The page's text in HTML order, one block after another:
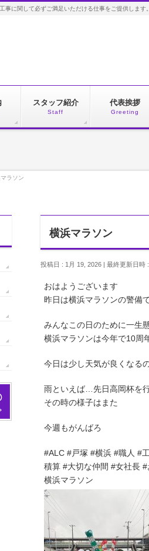
に関して必ずご満足いただける仕事をご提供します。
スタッフ紹介
Staff
代表挨拶
Greeting
ラソン
横浜マラソン
投稿日 : 1月 19, 2026 最終更新日時
おはようございます
昨日は横浜マラソンの警備
みんなこの日のために一生
横浜マラソンは今年で10周
今日は少し天気が良くなる
雨といえば…先日高岡杯を
その時の様子はまた
今週もがんばろ
#ALC #戸塚 #横浜 #職人 #
積算 #大切な仲間 #女社長
横浜マラソン